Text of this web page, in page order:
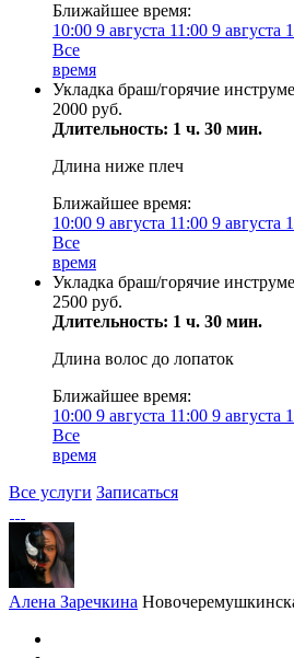
Ближайшее время:
10:00 9 августа 11:00 9 августа
Все
время
Укладка браш/горячие
2000 руб.
Длительность: 1 ч. 30 мин.
Длина ниже плеч
Ближайшее время:
10:00 9 августа 11:00 9 августа
Все
время
Укладка браш/горячие
2500 руб.
Длительность: 1 ч. 30 мин.
Длина волос до лопаток
Ближайшее время:
10:00 9 августа 11:00 9 августа
Все
время
Все услуги Записаться
Алена Заречкина